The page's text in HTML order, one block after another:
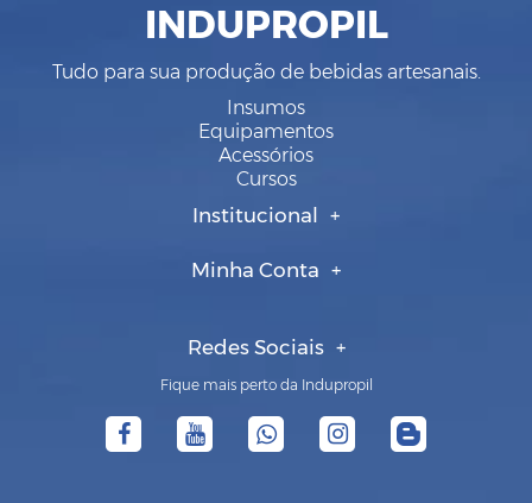
INDUPROPIL
Tudo para sua produção de bebidas artesanais.
Insumos
Equipamentos
Acessórios
Cursos
Institucional
Minha Conta
Redes Sociais
Fique mais perto da Indupropil